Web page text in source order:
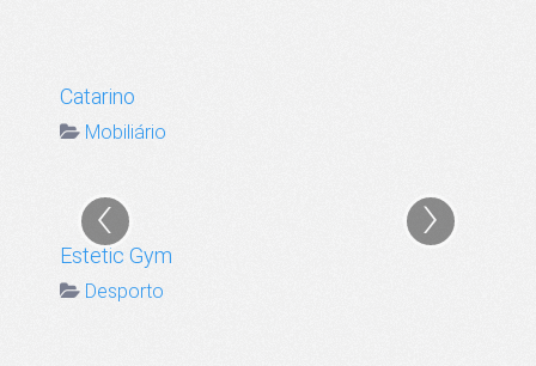
Catarino
Mobiliário
Estetic Gym
Desporto
‹ ›